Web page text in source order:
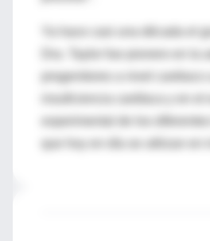
Ya hace casi una década el
progenitores a nivel cardiaco
que hoy en día se utilizan en